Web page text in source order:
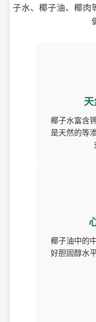
子水、椰子油、椰肉
椰子水富含
是天然的等
椰子油中的
好胆固醇水